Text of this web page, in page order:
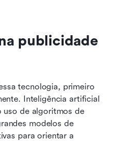
publicidade
tecnologia, primeiro
Inteligência artificial
uso de algoritmos de
modelos de
para orientar a